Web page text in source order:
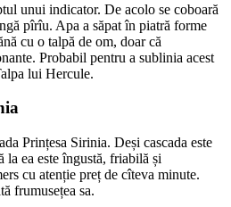
unui indicator. De acolo se coboară
pîrîu. Apa a săpat în piatră forme
cu o talpă de om, doar că
Probabil pentru a sublinia acest
lui Hercule.
Prințesa Sirinia. Deși cascada este
la ea este îngustă, friabilă și
cu atenție preț de cîteva minute.
frumusețea sa.